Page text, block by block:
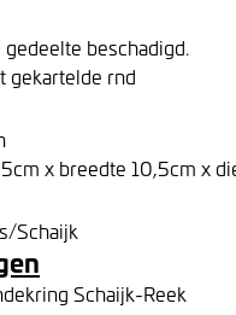
beschadigd.
gekartelde rnd
x breedte 10,5cm x
Schaijk
Schaijk-Reek